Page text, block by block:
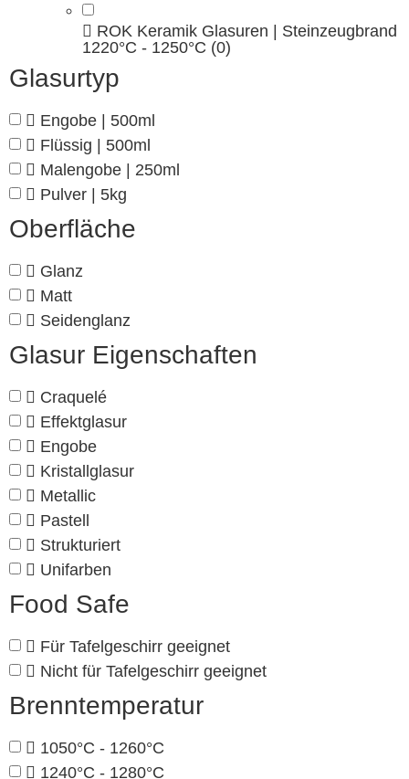
ROK Keramik Glasuren | Steinzeugbrand
1220°C - 1250°C (0)
Glasurtyp
Engobe | 500ml
Flüssig | 500ml
Malengobe | 250ml
Pulver | 5kg
Oberfläche
Glanz
Matt
Seidenglanz
Glasur Eigenschaften
Craquelé
Effektglasur
Engobe
Kristallglasur
Metallic
Pastell
Strukturiert
Unifarben
Food Safe
Für Tafelgeschirr geeignet
Nicht für Tafelgeschirr geeignet
Brenntemperatur
1050°C - 1260°C
1240°C - 1280°C